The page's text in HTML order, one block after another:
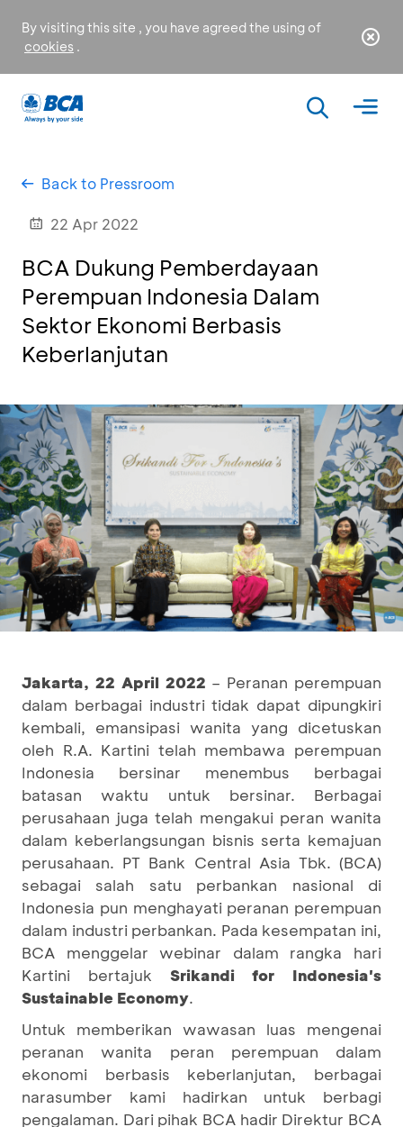
By visiting this site , you have agreed the using of
cookies .
Back to Pressroom
22 Apr 2022
BCA Dukung Pemberdayaan
Perempuan Indonesia Dalam
Sektor Ekonomi Berbasis
Keberlanjutan
Jakarta, 22 April 2022 – Peranan perempuan
dalam berbagai industri tidak dapat dipungkiri
kembali, emansipasi wanita yang dicetuskan
oleh R.A. Kartini telah membawa perempuan
Indonesia bersinar menembus berbagai
batasan waktu untuk bersinar. Berbagai
perusahaan juga telah mengakui peran wanita
dalam keberlangsungan bisnis serta kemajuan
perusahaan. PT Bank Central Asia Tbk. (BCA)
sebagai salah satu perbankan nasional di
Indonesia pun menghayati peranan perempuan
dalam industri perbankan. Pada kesempatan ini,
BCA menggelar webinar dalam rangka hari
Kartini bertajuk Srikandi for Indonesia's
Sustainable Economy.
Untuk memberikan wawasan luas mengenai
peranan wanita peran perempuan dalam
ekonomi berbasis keberlanjutan, berbagai
narasumber kami hadirkan untuk berbagi
pengalaman. Dari pihak BCA hadir Direktur BCA